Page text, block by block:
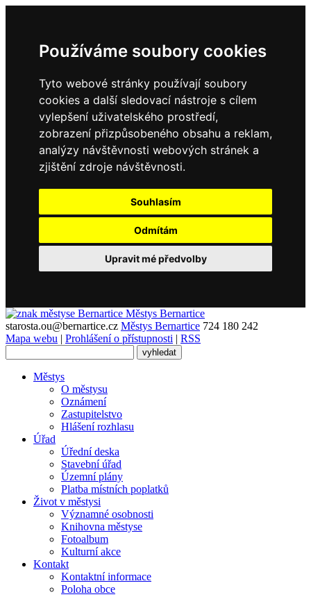
Používáme soubory cookies
Tyto webové stránky používají soubory
cookies a další sledovací nástroje s cílem
vylepšení uživatelského prostředí,
zobrazení přizpůsobeného obsahu a reklam,
analýzy návštěvnosti webových stránek a
zjištění zdroje návštěvnosti.
Souhlasím
Odmítám
Upravit mé předvolby
Městys Bernartice
starosta.ou@bernartice.cz Městys Bernartice 724 180 242
Mapa webu | Prohlášení o přístupnosti | RSS
Městys
O městysu
Oznámení
Zastupitelstvo
Hlášení rozhlasu
Úřad
Úřední deska
Stavební úřad
Územní plány
Platba místních poplatků
Život v městysi
Významné osobnosti
Knihovna městyse
Fotoalbum
Kulturní akce
Kontakt
Kontaktní informace
Poloha obce